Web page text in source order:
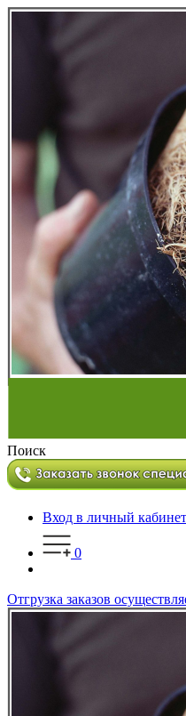
Поиск
Вход в личный кабинет
0
Отгрузка заказов